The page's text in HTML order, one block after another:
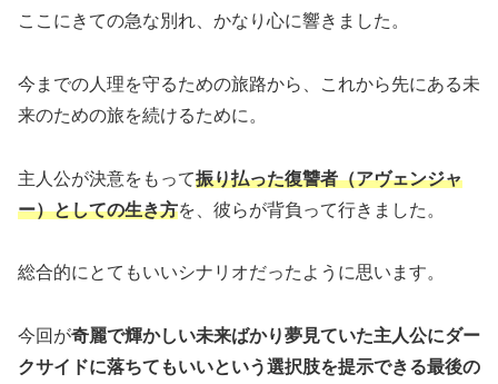
ここにきての急な別れ、かなり心に響きました。
今までの人理を守るための旅路から、これから先にある未
来のための旅を続けるために。
主人公が決意をもって振り払った復讐者（アヴェンジャ
ー）としての生き方を、彼らが背負って行きました。
総合的にとてもいいシナリオだったように思います。
今回が奇麗で輝かしい未来ばかり夢見ていた主人公にダー
クサイドに落ちてもいいという選択肢を提示できる最後の